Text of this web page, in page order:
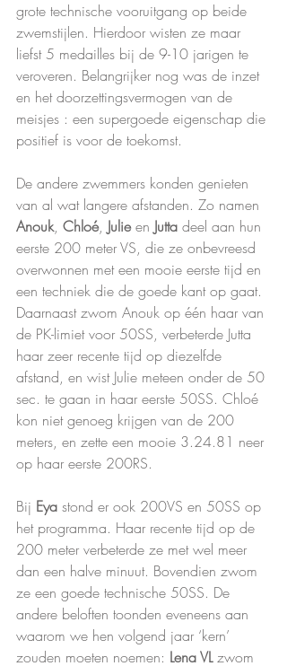
grote technische vooruitgang op beide
zwemstijlen. Hierdoor wisten ze maar
liefst 5 medailles bij de 9-10 jarigen te
veroveren. Belangrijker nog was de inzet
en het doorzettingsvermogen van de
meisjes : een supergoede eigenschap die
positief is voor de toekomst.
De andere zwemmers konden genieten
van al wat langere afstanden. Zo namen
Anouk, Chloé, Julie en Jutta deel aan hun
eerste 200 meter VS, die ze onbevreesd
overwonnen met een mooie eerste tijd en
een techniek die de goede kant op gaat.
Daarnaast zwom Anouk op één haar van
de PK-limiet voor 50SS, verbeterde Jutta
haar zeer recente tijd op diezelfde
afstand, en wist Julie meteen onder de 50
sec. te gaan in haar eerste 50SS. Chloé
kon niet genoeg krijgen van de 200
meters, en zette een mooie 3.24.81 neer
op haar eerste 200RS.
Bij Eya stond er ook 200VS en 50SS op
het programma. Haar recente tijd op de
200 meter verbeterde ze met wel meer
dan een halve minuut. Bovendien zwom
ze een goede technische 50SS. De
andere beloften toonden eveneens aan
waarom we hen volgend jaar ‘kern’
zouden moeten noemen: Lena VL zwom